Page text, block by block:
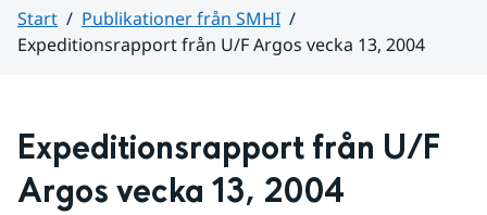
Start
Publikationer från SMHI
Expeditionsrapport från U/F Argos vecka 13, 2004
Expeditionsrapport från U/F
Argos vecka 13, 2004